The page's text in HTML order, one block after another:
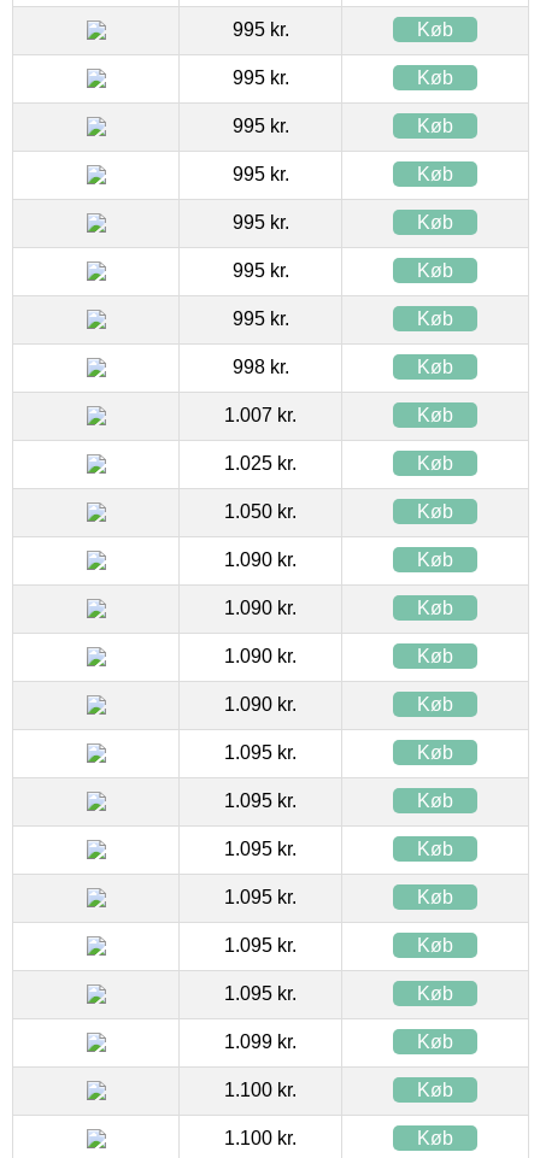
995 kr. Køb
995 kr. Køb
995 kr. Køb
995 kr. Køb
995 kr. Køb
995 kr. Køb
995 kr. Køb
998 kr. Køb
1.007 kr. Køb
1.025 kr. Køb
1.050 kr. Køb
1.090 kr. Køb
1.090 kr. Køb
1.090 kr. Køb
1.090 kr. Køb
1.095 kr. Køb
1.095 kr. Køb
1.095 kr. Køb
1.095 kr. Køb
1.095 kr. Køb
1.095 kr. Køb
1.099 kr. Køb
1.100 kr. Køb
1.100 kr. Køb